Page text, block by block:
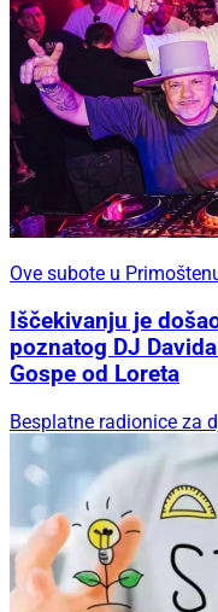
Ove subote u
Iščekivanju je
poznatog DJ
Gospe od Loreta
Besplatne radionice za